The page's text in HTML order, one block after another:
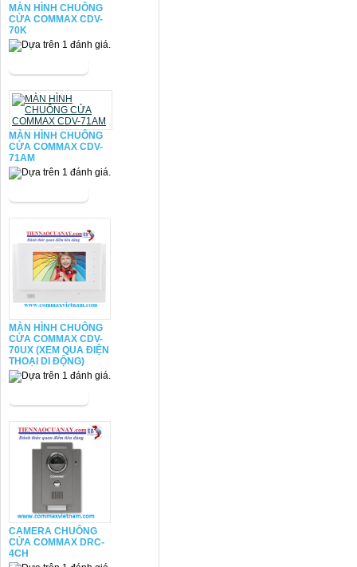
MÀN HÌNH CHUÔNG
CỬA COMMAX CDV-
70K
MÀN HÌNH CHUÔNG
CỬA COMMAX CDV-
71AM
MÀN HÌNH CHUÔNG
CỬA COMMAX CDV-
70UX (XEM QUA ĐIỆN
THOẠI DI ĐỘNG)
CAMERA CHUÔNG
CỬA COMMAX DRC-
4CH